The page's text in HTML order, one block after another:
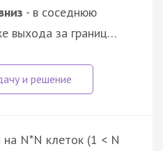
- в соседнюю
выхода за границ…
на N*N клеток (1 < N